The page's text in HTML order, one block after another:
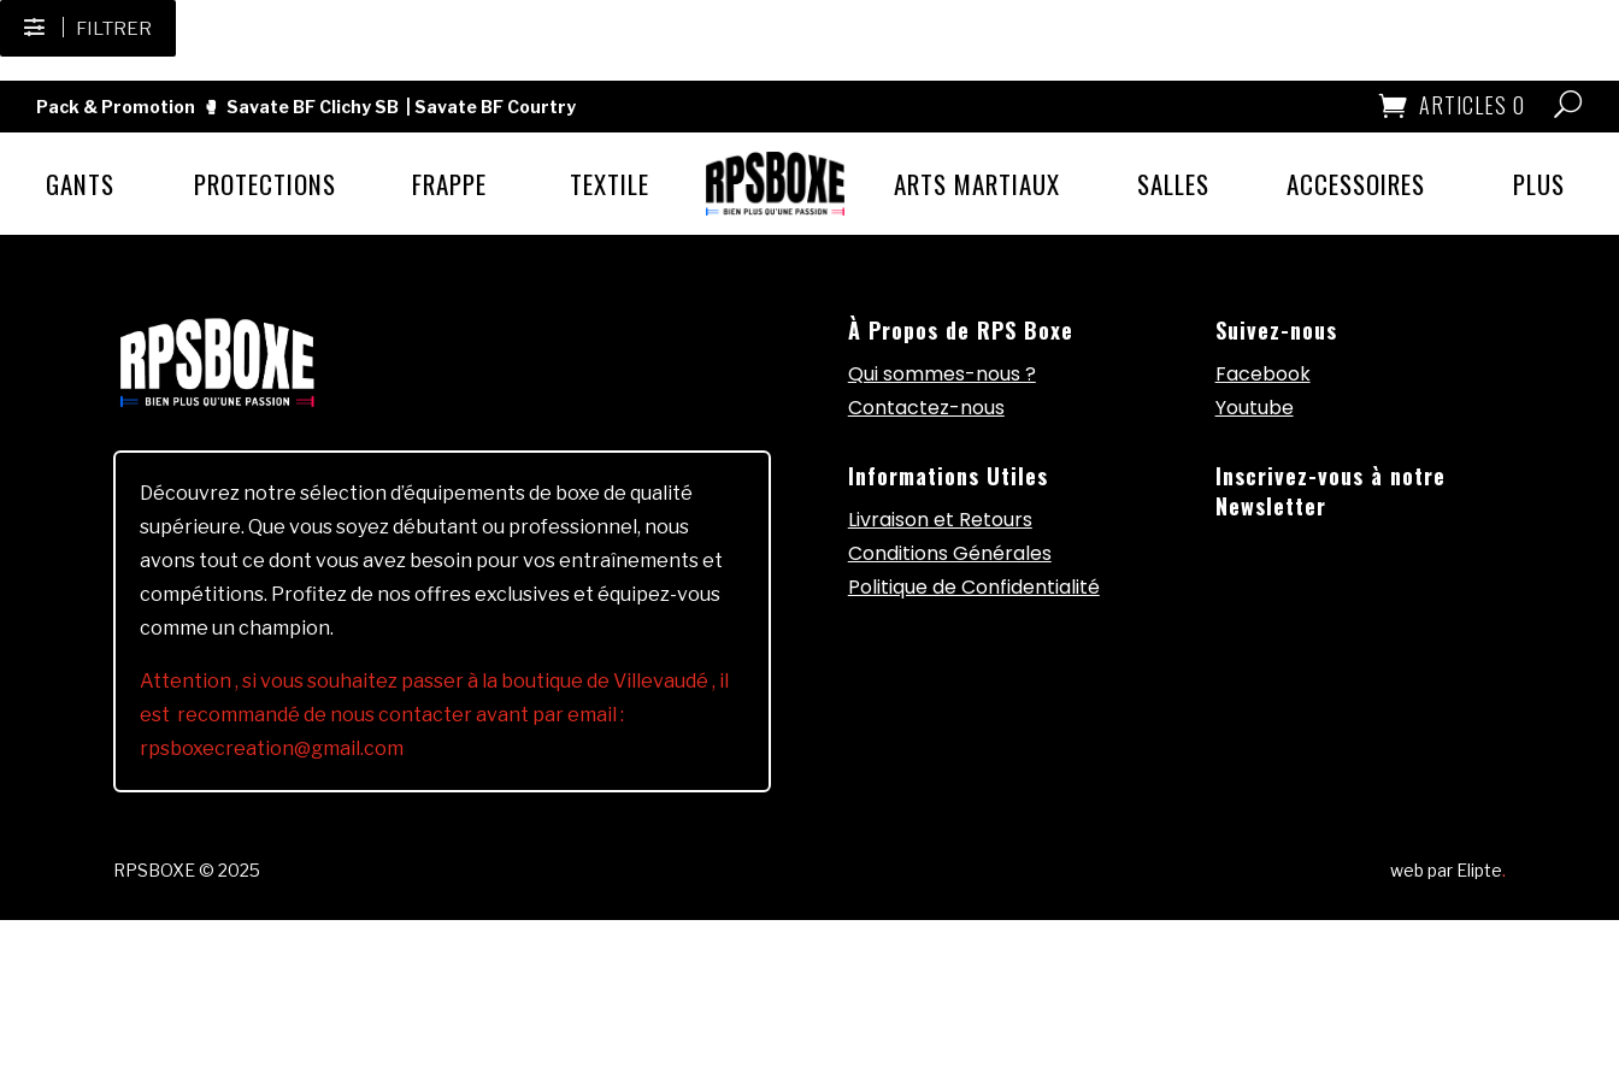
FILTRER
Pack & Promotion 🥊 Savate BF Clichy SB Savate BF Courtry ARTICLES 0
GANTS PROTECTIONS FRAPPE TEXTILE ARTS MARTIAUX SALLES ACCESSOIRES PLUS
Découvrez notre sélection d’équipements de boxe de qualité
supérieure. Que vous soyez débutant ou professionnel, nous
avons tout ce dont vous avez besoin pour vos entraînements et
compétitions. Profitez de nos offres exclusives et équipez-vous
comme un champion.
Attention , si vous souhaitez passer à la boutique de Villevaudé , il
est recommandé de nous contacter avant par email :
rpsboxecreation@gmail.com
À Propos de RPS Boxe
Qui sommes-nous ?
Contactez-nous
Informations Utiles
Livraison et Retours
Conditions Générales
Politique de Confidentialité
Suivez-nous
Facebook
Youtube
Inscrivez-vous à notre
Newsletter
RPSBOXE © 2025 web par Elipte.